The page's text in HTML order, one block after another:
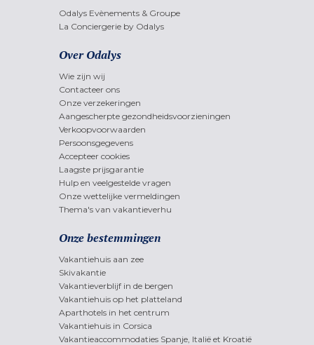
Odalys Evènements & Groupe
La Conciergerie by Odalys
Over Odalys
Wie zijn wij
Contacteer ons
Onze verzekeringen
Aangescherpte gezondheidsvoorzieningen
Verkoopvoorwaarden
Persoonsgegevens
Accepteer cookies
Laagste prijsgarantie
Hulp en veelgestelde vragen
Onze wettelijke vermeldingen
Thema's van vakantieverhu
Onze bestemmingen
Vakantiehuis aan zee
Skivakantie
Vakantieverblijf in de bergen
Vakantiehuis op het platteland
Aparthotels in het centrum
Vakantiehuis in Corsica
Vakantieaccommodaties Spanje, Italië et Kroatië